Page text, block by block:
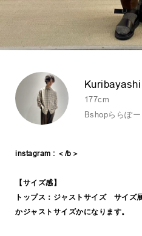
Kuribayashi
177cm
Bshopららぽ
instagram : ＜/b＞
【サイズ感】
トップス：ジャストサイズ サイズ
かジャストサイズかになります。